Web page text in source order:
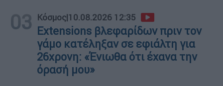
03 Κόσμος|10.08.2026 12:35
Extensions βλεφαρίδων πριν τον
γάμο κατέληξαν σε εφιάλτη για
26χρονη: «Ένιωθα ότι έχανα την
όρασή μου»